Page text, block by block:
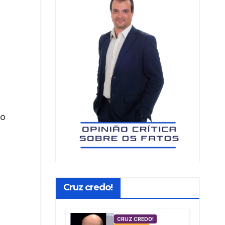
Cruz credo!
CRUZ CREDO!